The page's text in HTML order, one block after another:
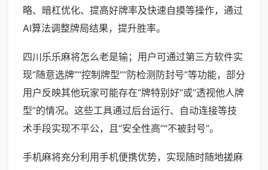
略、暗杠优化、提高好牌率及快速自摸等操作，通过
AI算法调整牌局结果，提升胜率。
四川乐乐麻将怎么老是输；用户可通过第三方软件实
现“随意选牌”“控制牌型”“防检测防封号”等功能，部分
用户反映其他玩家可能存在“牌特别好”或“透视他人牌
型”的情况。这些工具通过后台运行、自动连接等技
术手段实现不平公，且“安全性高”“不被封号”。
手机麻将充分利用手机便携优势，实现随时随地搓麻